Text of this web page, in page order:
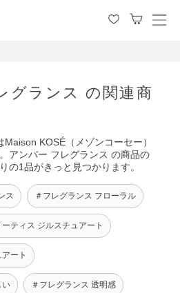
メ
グランス の関連商
KOSÉ（メゾンコーセー）
アンバー フレグランス の商品の
の1品がきっと見つかります。
ス ＃フレグランス フローラル
ティス ジルスチュアート
ート
い ＃フレグランス 透明感